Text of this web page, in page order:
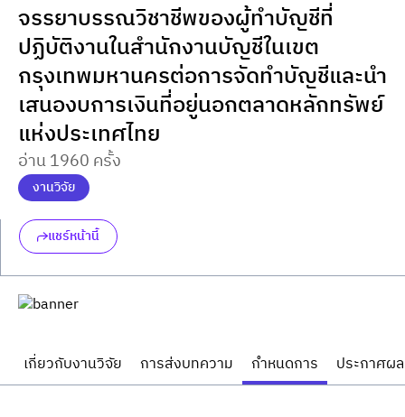
จรรยาบรรณวิชาชีพของผู้ทำบัญชีที่
ปฏิบัติงานในสำนักงานบัญชีในเขต
กรุงเทพมหานครต่อการจัดทำบัญชีและนำ
เสนองบการเงินที่อยู่นอกตลาดหลักทรัพย์
แห่งประเทศไทย
อ่าน 1960 ครั้ง
งานวิจัย
แชร์หน้านี้
เกี่ยวกับงานวิจัย การส่งบทความ กำหนดการ ประกาศผล